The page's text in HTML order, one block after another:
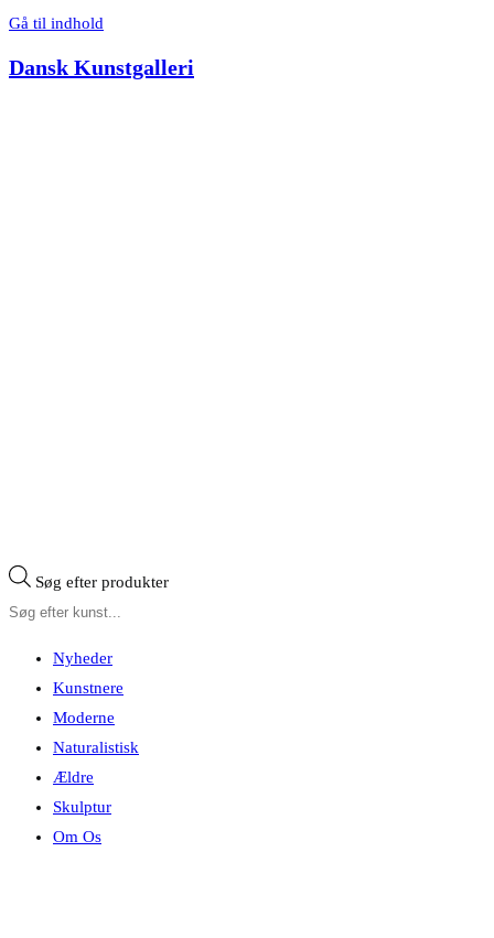
Gå til indhold
Dansk Kunstgalleri
Søg efter produkter
Nyheder
Kunstnere
Moderne
Naturalistisk
Ældre
Skulptur
Om Os